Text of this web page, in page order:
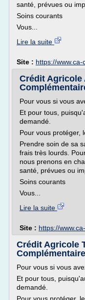
santé, prévues ou
Soins courants
Vous...
Lire la suite
Site : https://
Crédit Agricole
Pour vous si vous
Et pour tous,
demandé.
Pour vous protéger,
Prendre soin de sa
frais très lourds.
nous prenons en
santé, prévues ou
Soins courants
Vous...
Lire la suite
Site : https://
Crédit Agricole
Pour vous si vous
Et pour tous,
demandé.